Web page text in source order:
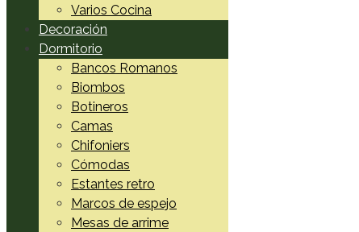
Varios Cocina
Decoración
Dormitorio
Bancos Romanos
Biombos
Botineros
Camas
Chifoniers
Cómodas
Estantes retro
Marcos de espejo
Mesas de arrime